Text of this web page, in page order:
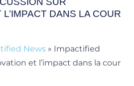
L’IMPACT DANS LA COUR
News » Impactified
et l’impact dans la cour